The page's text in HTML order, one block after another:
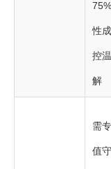
性
控
解
需
值